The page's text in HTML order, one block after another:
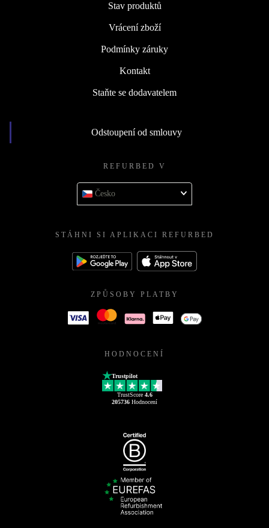
Stav produktů
Vrácení zboží
Podmínky záruky
Kontakt
Staňte se dodavatelem
Odstoupení od smlouvy
REFURBED V
Česko
STÁHNI SI APLIKACI REFURBED
ZPŮSOBY PLATBY
HODNOCENÍ
Trustpilot
TrustScore 4.6
205736 Hodnocení